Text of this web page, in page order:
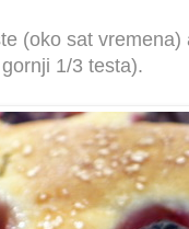
(oko sat
1/3 testa).